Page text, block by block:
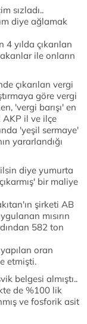
sızladı..
diye ağlamak
4 yılda çıkarılan
ile onların
çıkarılan vergi
göre vergi
'vergi barışı' en
AKP il ve ilçe
'yeşil sermaye'
yararlandığı
diye yumurta
bir maliye
şirketi AB
mısırın
582 ton
oran
etmişti.
belgesi almıştı..
de %100 lik
ve fosforik asit